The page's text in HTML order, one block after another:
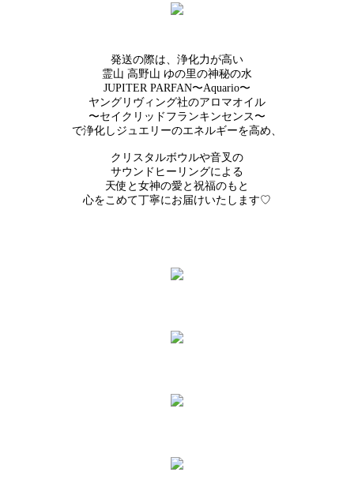
発送の際は、浄化力が高い
霊山 高野山 ゆの里の神秘の水
JUPITER PARFAN〜Aquario〜
ヤングリヴィング社のアロマオイル
〜セイクリッドフランキンセンス〜
で浄化しジュエリーのエネルギーを高め、
クリスタルボウルや音叉の
サウンドヒーリングによる
天使と女神の愛と祝福のもと
心をこめて丁寧にお届けいたします♡